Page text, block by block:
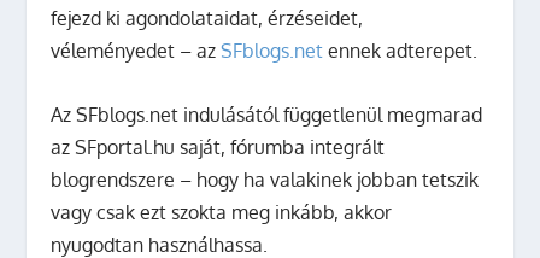
fejezd ki agondolataidat, érzéseidet,
véleményedet – azSFblogs.net ennek adterepet.
Az SFblogs.net indulásától függetlenül megmarad
az SFportal.hu saját, fórumba integrált
blogrendszere – hogy ha valakinek jobban tetszik
vagy csak ezt szokta meg inkább, akkor
nyugodtan használhassa.